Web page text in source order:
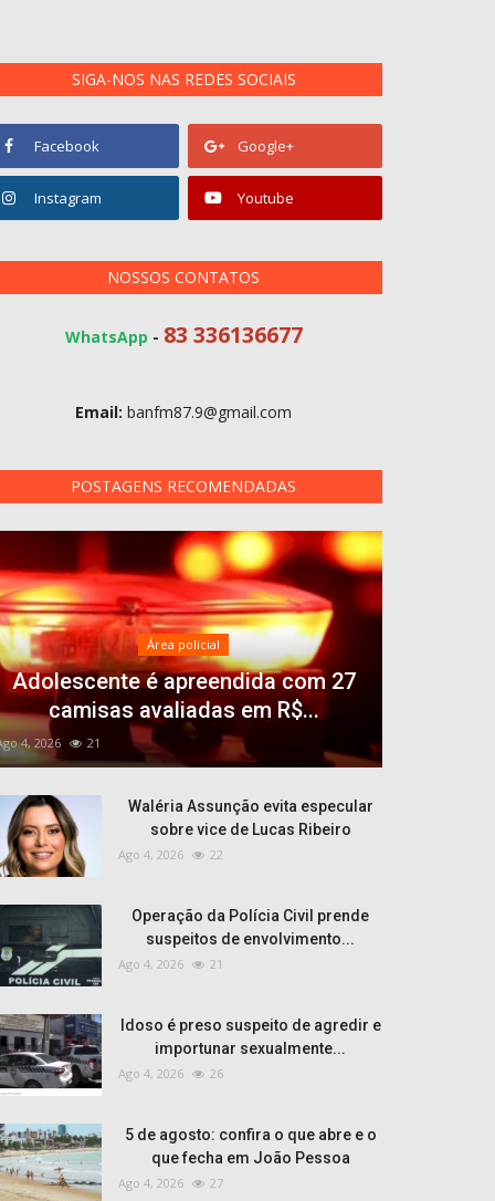
SIGA-NOS NAS REDES SOCIAIS
Facebook Google+
Instagram Youtube
NOSSOS CONTATOS
WhatsApp - 83 336136677
Email: banfm87.9@gmail.com
POSTAGENS RECOMENDADAS
Área policial
Adolescente é apreendida com 27
camisas avaliadas em R$...
4, 2026 21
Waléria Assunção evita especular
sobre vice de Lucas Ribeiro
Ago 4, 2026 22
Operação da Polícia Civil prende
suspeitos de envolvimento...
Ago 4, 2026 21
Idoso é preso suspeito de agredir e
importunar sexualmente...
Ago 4, 2026 26
5 de agosto: confira o que abre e o
que fecha em João Pessoa
Ago 4, 2026 27